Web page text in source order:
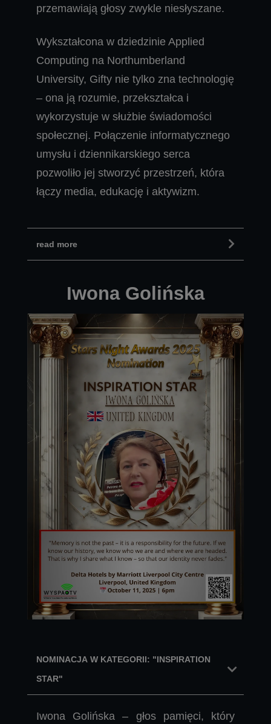
przemawiają głosy zwykle niesłyszane.
Wykształcona w dziedzinie Applied
Computing na Northumberland
University, Gifty nie tylko zna technologię
– ona ją rozumie, przekształca i
wykorzystuje w służbie świadomości
społecznej. Połączenie informatycznego
umysłu i dziennikarskiego serca
pozwoliło jej stworzyć przestrzeń, która
łączy media, edukację i aktywizm.
read more
Iwona Golińska
NOMINACJA W KATEGORII: "INSPIRATION
STAR"
Iwona Golińska – głos pamięci, który